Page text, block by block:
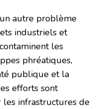
autre problème
industriels et
les
phréatiques,
publique et la
efforts sont
infrastructures de